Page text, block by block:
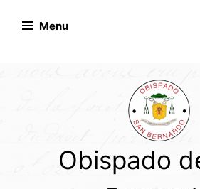
Menu
Obispado